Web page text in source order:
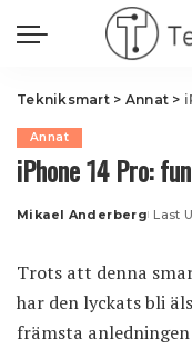
Tekniksmart> Annat >
Annat
iPhone 14 Pro:
Posted
Mikael Anderberg Last
Trots att denna
har den lyckats bli
främsta